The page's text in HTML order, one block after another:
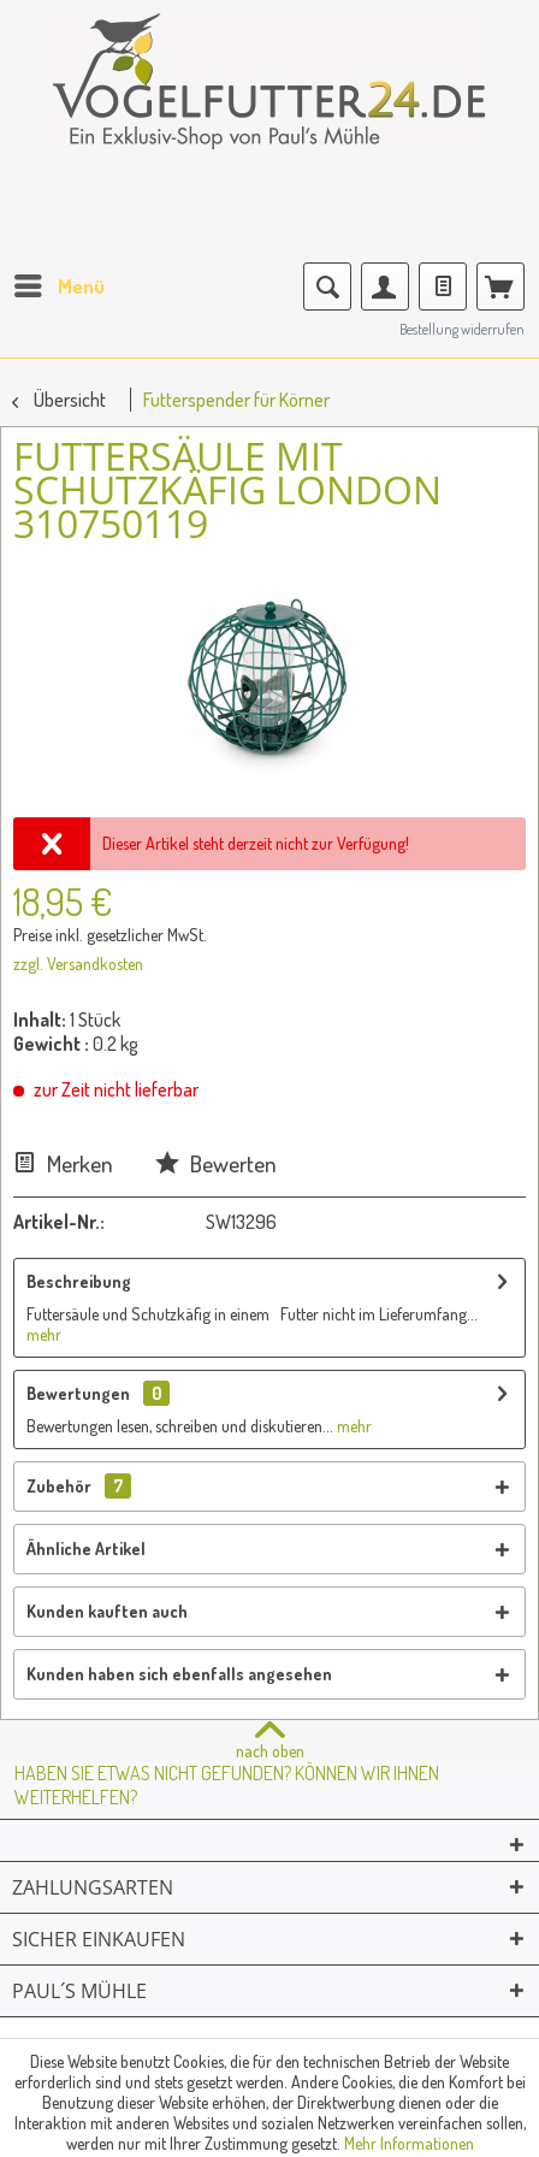
Menü
Bestellung widerrufen
Übersicht Futterspender für Körner
FUTTERSÄULE MIT
SCHUTZKÄFIG LONDON
310750119
Dieser Artikel steht derzeit nicht zur Verfügung!
18,95 €
Preise inkl. gesetzlicher MwSt.
zzgl. Versandkosten
Inhalt: 1 Stück
Gewicht : 0.2 kg
zur Zeit nicht lieferbar
Merken Bewerten
Artikel-Nr.: SW13296
Beschreibung
Futtersäule und Schutzkäfig in einem Futter nicht im Lieferumfang...
mehr
Bewertungen
0
Bewertungen lesen, schreiben und diskutieren...
mehr
Zubehör 7
Ähnliche Artikel
Kunden kauften auch
Kunden haben sich ebenfalls angesehen
nach oben
HABEN SIE ETWAS NICHT GEFUNDEN? KÖNNEN WIR IHNEN
WEITERHELFEN?
ZAHLUNGSARTEN
SICHER EINKAUFEN
PAUL´S MÜHLE
© Paul's Mühle | Inhaber: Christof Paul e.K. | Westring 2 | 45659
Recklinghausen
Fax: 02361 -28831 | E-Mail: info@pauls-muehle.de
Diese Website benutzt Cookies, die für den technischen Betrieb der Website
erforderlich sind und stets gesetzt werden. Andere Cookies, die den Komfort bei
Benutzung dieser Website erhöhen, der Direktwerbung dienen oder die
Interaktion mit anderen Websites und sozialen Netzwerken vereinfachen sollen,
werden nur mit Ihrer Zustimmung gesetzt. Mehr Informationen